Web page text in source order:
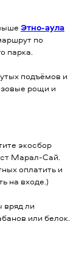
Этно-аула
по
парка.
подъёмов и
рощи и
экосбор
Марал-Сай.
оплатить и
на входе.)
вряд ли
или белок.